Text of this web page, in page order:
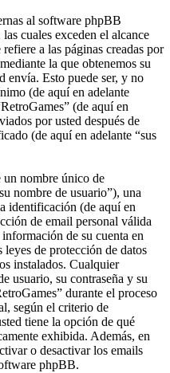
al software phpBB
cuales exceden el alcance
a las páginas creadas por
la que obtenemos su
envía. Esto puede ser, y no
(de aquí en adelante
(de aquí en
por usted después de
(de aquí en adelante “sus
un nombre único de
nombre de usuario”), una
identificación (de aquí en
de email personal válida
de su cuenta en
leyes de protección de datos
instalados. Cualquier
usuario, su contraseña y su
durante el proceso
según el criterio de
tiene la opción de qué
exhibida. Además, en
o desactivar los emails
phpBB.